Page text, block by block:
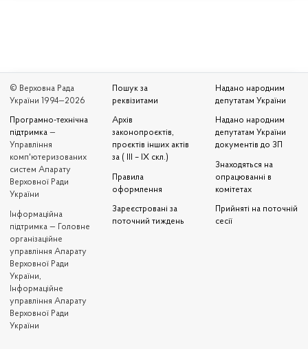
© Верховна Рада
України 1994—2026
Програмно-технічна
підтримка —
Управління
комп'ютеризованих
систем Апарату
Верховної Ради
України
Iнформаційна
підтримка — Головне
організаційне
управління Апарату
Верховної Ради
України,
Інформаційне
управління Апарату
Верховної Ради
України
Пошук за
реквізитами
Архів
законопроєктів,
проєктів інших актів
за ( III – IX скл.)
Правила
оформлення
Зареєстровані за
поточний тиждень
Надано народним
депутатам України
Надано народним
депутатам України
документів до ЗП
Знаходяться на
опрацюванні в
комітетах
Прийняті на поточній
сесії